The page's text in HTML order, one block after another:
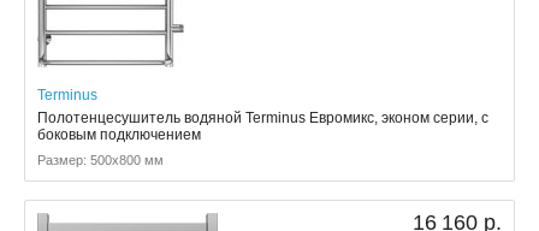
Terminus
Полотенцесушитель водяной Terminus Евромикс, эконом серии, с
боковым подключением
Размер: 500x800 мм
16 160 р.